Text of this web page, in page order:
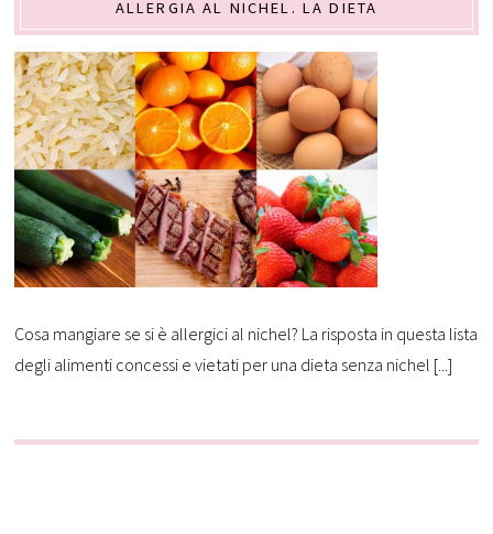
ALLERGIA AL NICHEL. LA DIETA
Cosa mangiare se si è allergici al nichel? La risposta in questa lista
degli alimenti concessi e vietati per una dieta senza nichel [...]